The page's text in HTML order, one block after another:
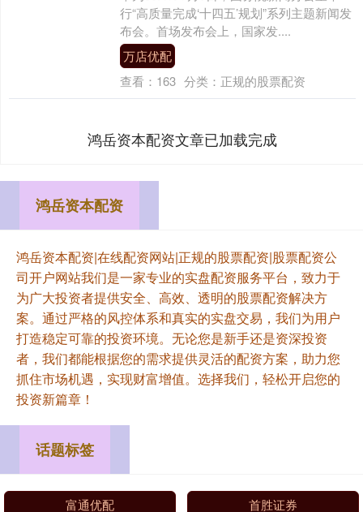
行“高质量完成‘十四五’规划”系列主题新闻发
布会。首场发布会上，国家发....
万店优配
查看： 163 分类： 正规的股票配资
鸿岳资本配资文章已加载完成
鸿岳资本配资
鸿岳资本配资|在线配资网站|正规的股票配资|股票配资公
司开户网站我们是一家专业的实盘配资服务平台，致力于
为广大投资者提供安全、高效、透明的股票配资解决方
案。通过严格的风控体系和真实的实盘交易，我们为用户
打造稳定可靠的投资环境。无论您是新手还是资深投资
者，我们都能根据您的需求提供灵活的配资方案，助力您
抓住市场机遇，实现财富增值。选择我们，轻松开启您的
投资新篇章！
话题标签
富通优配 首胜证券